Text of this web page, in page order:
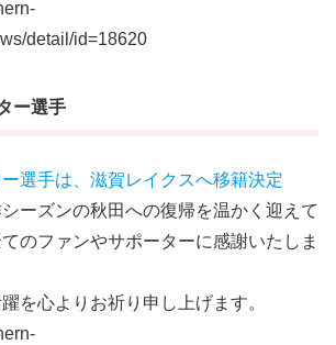
detail/id=18620
ー選手
選手は、滋賀レイクスへ移籍決定
シーズンの秋田への復帰を温かく迎えて
のファンやサポーターに感謝いたしま
を心よりお祈り申し上げます。